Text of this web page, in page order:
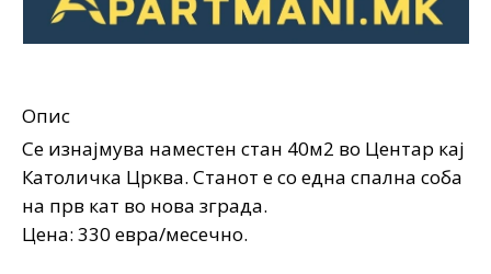
Опис
Се изнајмува наместен стан 40м2 во Центар кај
Католичка Црква. Станот е со една спална соба
на прв кат во нова зграда.
Цена: 330 евра/месечно.